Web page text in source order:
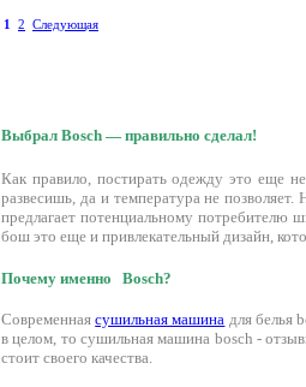
1 2 Следующая
Выбрал Bosch — правильно сделал!
Как правило, постирать одежду это еще
развесишь, да и температура не
предлагает потенциальному потребителю
бош это еще и привлекательный дизайн,
Почему именно Bosch?
Современнаясушильная машина для белья
в целом, то сушильная машина bosch -
стоит своего качества.